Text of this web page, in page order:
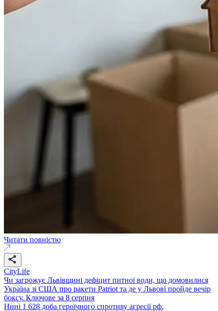
Читати повністю
CityLife
Чи загрожує Львівщині дефіцит питної води, що домовилися
Україна зі США про ракети Patriot та де у Львові пройде вечір
боксу. Ключове за 8 серпня
Нині 1 628 доба героїчного спротиву агресії рф.